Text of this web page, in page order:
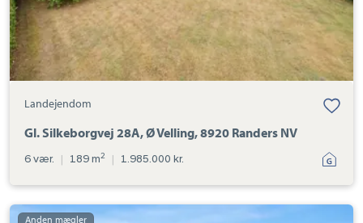
Landejendom
Gl. Silkeborgvej 28A, Ø Velling, 8920 Randers NV
6 vær. | 189 m2 | 1.985.000 kr.
Landejendom: